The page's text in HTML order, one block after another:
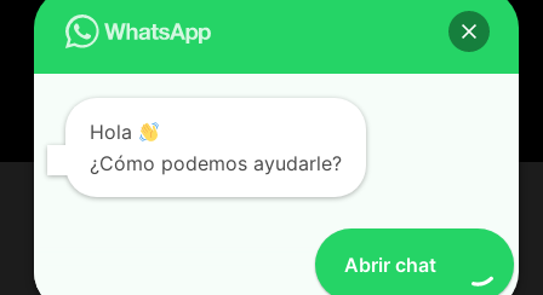
Muebles para laboratorios en Bogotá, Medellín, Cali,
Barranquilla y Bucaramanga- Colombia – Producto 100%
Colombiano
© Todos los derechos reservados
Desarrollado por Alianzared.com
Hola
¿Cómo podemos ayudarle?
Abrir chat